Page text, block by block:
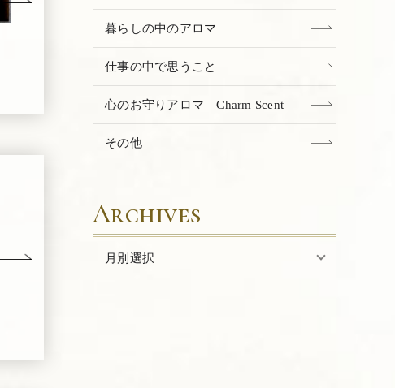
暮らしの中のアロマ
仕事の中で思うこと
心のお守りアロマ Charm Scent
その他
Archives
月別選択